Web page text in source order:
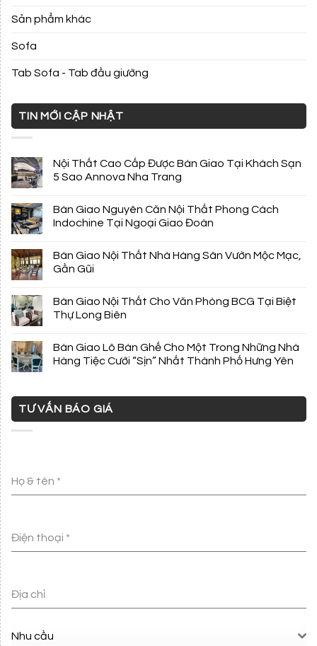
Sản phẩm khác
Sofa
Tab Sofa - Tab đầu giường
TIN MỚI CẬP NHẬT
Nội Thất Cao Cấp Được Bàn Giao Tại Khách Sạn
5 Sao Annova Nha Trang
Bàn Giao Nguyên Căn Nội Thất Phong Cách
Indochine Tại Ngoại Giao Đoàn
Bàn Giao Nội Thất Nhà Hàng Sân Vườn Mộc Mạc,
Gần Gũi
Bàn Giao Nội Thất Cho Văn Phòng BCG Tại Biệt
Thự Long Biên
Bàn Giao Lô Bàn Ghế Cho Một Trong Những Nhà
Hàng Tiệc Cưới “Sịn” Nhất Thành Phố Hưng Yên
TƯ VẤN BÁO GIÁ
Họ & tên *
Điện thoại *
Địa chỉ
Nhu cầu